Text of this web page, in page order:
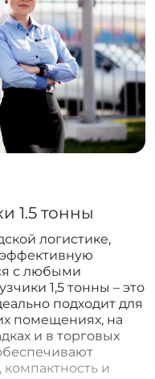
1.5 тонны
логистике,
с любыми
1,5 тонны – это
подходит для
помещениях, на
и в торговых
и